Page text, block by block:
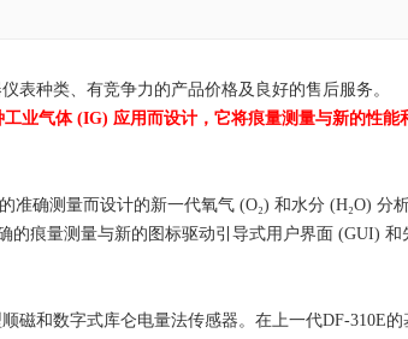
表种类、有竞争力的产品价格及良好的售后服务。
业气体 (IG) 应用而设计，它将痕量测量与新的性能
准确测量而设计的新一代氧气 (O₂) 和水分 (H₂O) 分
痕量测量与新的图标驱动引导式用户界面 (GUI)
磁和数字式库仑电量法传感器。在上一代DF-310E